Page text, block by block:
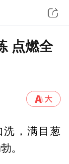
点燃全
洗，满目葱
。